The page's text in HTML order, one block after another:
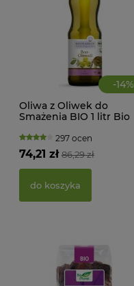
-14%
Oliwa z Oliwek do
Smażenia BIO 1 litr Bio
297 ocen
86,29 zł
74,21 zł
do koszyka